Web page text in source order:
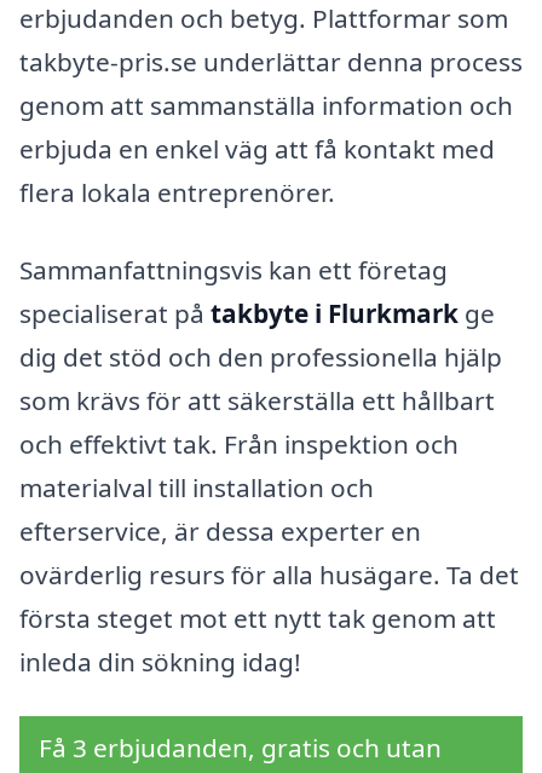
erbjudanden och betyg. Plattformar som
takbyte-pris.se underlättar denna process
genom att sammanställa information och
erbjuda en enkel väg att få kontakt med
flera lokala entreprenörer.
Sammanfattningsvis kan ett företag
specialiserat på takbyte i Flurkmark ge
dig det stöd och den professionella hjälp
som krävs för att säkerställa ett hållbart
och effektivt tak. Från inspektion och
materialval till installation och
efterservice, är dessa experter en
ovärderlig resurs för alla husägare. Ta det
första steget mot ett nytt tak genom att
inleda din sökning idag!
Få 3 erbjudanden, gratis och utan